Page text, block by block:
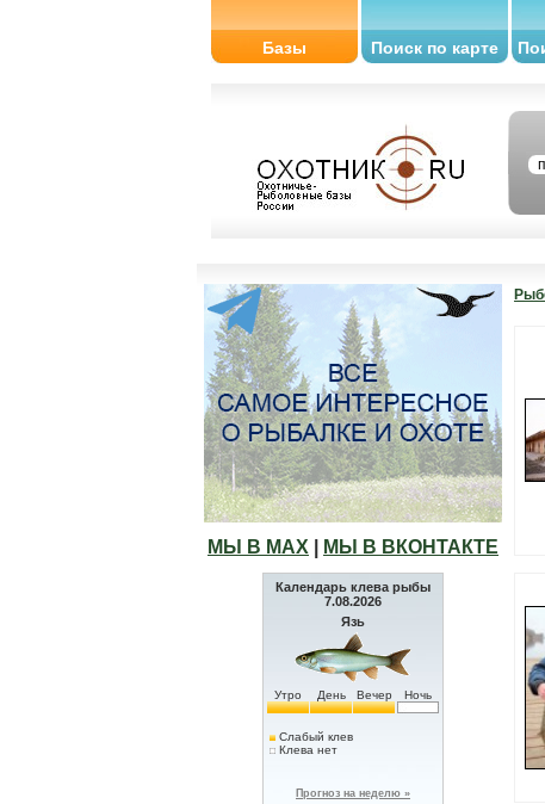
Базы Поиск по карте
МЫ В МАХ МЫ В ВКОНТАКТЕ
Календарь клева рыбы
7.08.2026
Язь
Утро День Вечер Ночь
Слабый клев
Клева нет
Прогноз на неделю »